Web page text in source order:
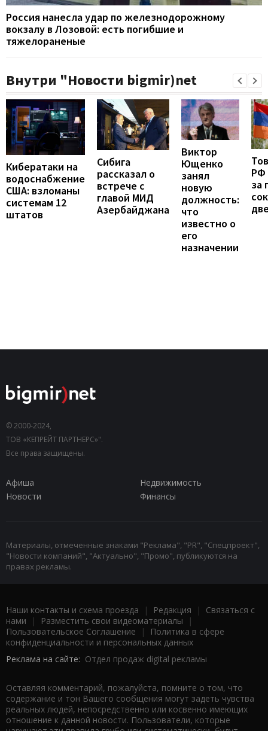
Россия нанесла удар по железнодорожному
вокзалу в Лозовой: есть погибшие и
тяжелораненые
Внутри "Новости bigmir)net
Кибератаки на
водоснабжение
США: взломаны
системам 12
штатов
Сибига
рассказал о
встрече с
главой МИД
Азербайджана
Виктор
Ющенко
занял
новую
должность:
что
известно о
его
назначении
РФ
за
© 2000-2024,
ТОВ «КЕПРЕЙТ ПАРТНЕРС»".
Все права защищены.
Афиша
Недвижимость
Новости
Финансы
Материалы, отмеченные знаками "Реклама", "PR", "Спецпроект",
"Новости компаний", "Актуально", "Промо", публикуются на
правах рекламы.
Наши контакты и схема проезда | Редакция | Связаться с
нами | Разместить свои видеоматериалы |
Пользовательское Соглашение |
Политика в сфере
конфиденциальности и персональных данных
Реклама на сайте: Отдел продаж digital рекламы
Оставляя комментарий, пожалуйста, помните о том, что
содержание и тон Вашего сообщения могут задеть чувства
реальных людей, непосредственно или косвенно имеющих
отношение к данной новости. Пользователи, которые